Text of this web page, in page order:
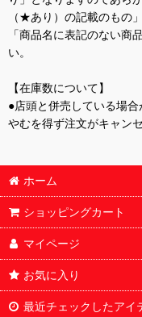
（★あり）の記載のもの
「商品名に表記のない商
い。
【在庫数について】
●店頭と併売している場合
やむを得ず注文がキャン
ホーム
ショッピングカート
マイページ
お気に入り
最近チェックしたアイ